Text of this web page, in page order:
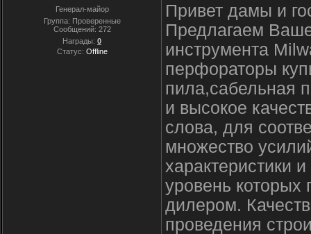
Генерал-майор
Группа: Проверенные
Сообщений: 272
Награды: 0
Статус: Offline
Привет дамы и
Предлагаем
инструмента
перфораторы
пила,сабельная
и высокое
слова, для
множество
характеристики
уровень
дилером.
проведения